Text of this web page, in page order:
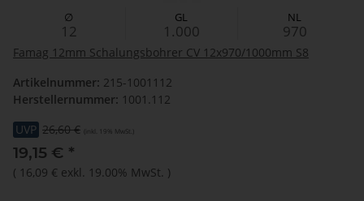
∅
12
GL
1.000
NL
970
Famag 12mm Schalungsbohrer CV 12x970/1000mm S8
Artikelnummer: 215-1001112
Herstellernummer: 1001.112
UVP 26,60 € (inkl. 19% MwSt.)
19,15 € *
( 16,09 € exkl. 19.00% MwSt. )